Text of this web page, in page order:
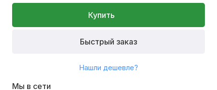
Купить
Быстрый заказ
Нашли дешевле?
Мы в сети